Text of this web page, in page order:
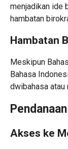
menjadikan ide
hambatan
Hambatan
Meskipun
Bahasa
dwibahasa atau
Akses ke